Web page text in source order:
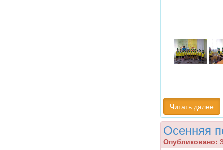
Читать далее
Осенняя
Опубликовано: